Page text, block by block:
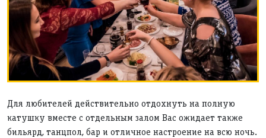
Для любителей действительно отдохнуть на полную
катушку вместе с отдельным залом Вас ожидает также
бильярд, танцпол, бар и отличное настроение на всю ночь.